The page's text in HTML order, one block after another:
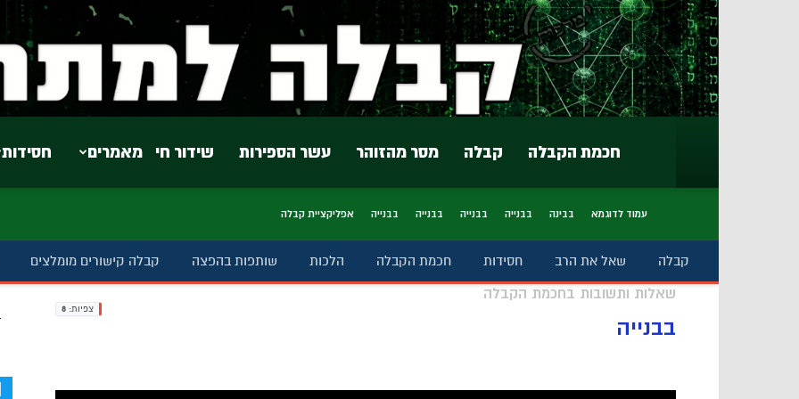
חסידות מאמרים שידור חי עשר הספירות מסר מהזוהר קבלה חכמת הקבלה
עמוד לדוגמא בבינה בבנייה בבנייה בבנייה בבנייה אפליקציית קבלה
קבלה שאל את הרב חסידות חכמת הקבלה הלכות שותפות בהפצה קבלה קישורים מומלצים
שאלות ותשובות בחכמת הקבלה
בבנייה
צפיות: 8